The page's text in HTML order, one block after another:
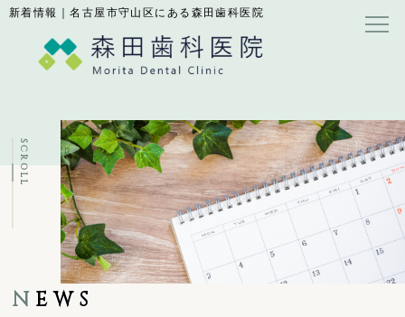
新着情報｜名古屋市守山区にある森田歯科医院
N EWS
SCROLL